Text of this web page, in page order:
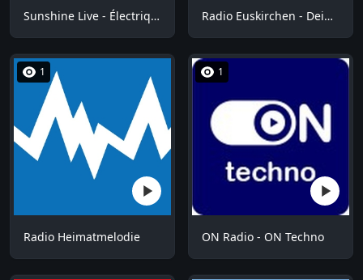
Sunshine Live - Électrique Café Radio Euskirchen - Dein Oldie Radio
1
Radio Heimatmelodie
1
ON Radio - ON Techno